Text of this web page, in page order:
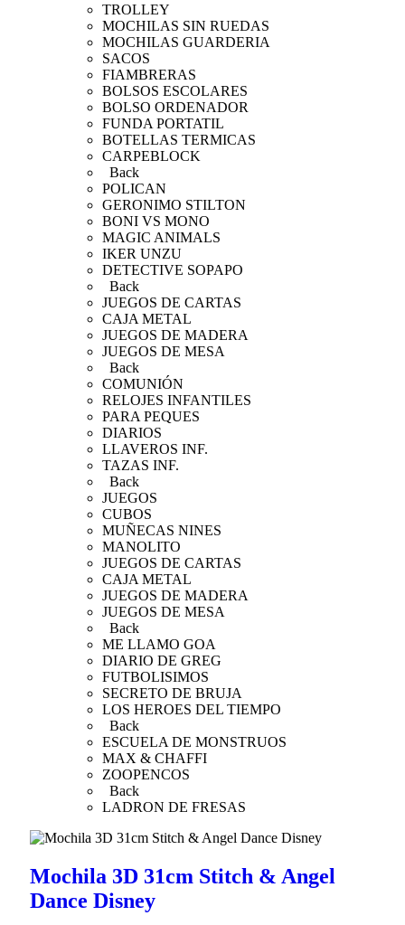
TROLLEY
MOCHILAS SIN RUEDAS
MOCHILAS GUARDERIA
SACOS
FIAMBRERAS
BOLSOS ESCOLARES
BOLSO ORDENADOR
FUNDA PORTATIL
BOTELLAS TERMICAS
CARPEBLOCK
Back
POLICAN
GERONIMO STILTON
BONI VS MONO
MAGIC ANIMALS
IKER UNZU
DETECTIVE SOPAPO
Back
JUEGOS DE CARTAS
CAJA METAL
JUEGOS DE MADERA
JUEGOS DE MESA
Back
COMUNIÓN
RELOJES INFANTILES
PARA PEQUES
DIARIOS
LLAVEROS INF.
TAZAS INF.
Back
JUEGOS
CUBOS
MUÑECAS NINES
MANOLITO
JUEGOS DE CARTAS
CAJA METAL
JUEGOS DE MADERA
JUEGOS DE MESA
Back
ME LLAMO GOA
DIARIO DE GREG
FUTBOLISIMOS
SECRETO DE BRUJA
LOS HEROES DEL TIEMPO
Back
ESCUELA DE MONSTRUOS
MAX & CHAFFI
ZOOPENCOS
Back
LADRON DE FRESAS
Mochila 3D 31cm Stitch & Angel
Dance Disney